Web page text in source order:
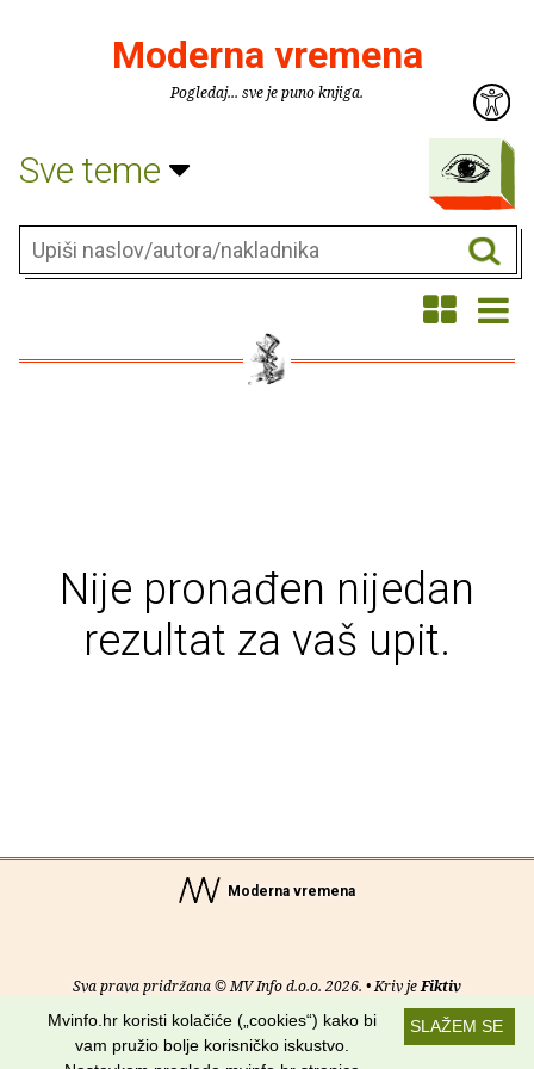
Moderna vremena
Pogledaj... sve je puno knjiga.
Sve teme
Nije pronađen nijedan
rezultat za vaš upit.
Moderna vremena
Sva prava pridržana © MV Info d.o.o. 2026. • Kriv jeFiktiv
Uvjeti korištenja RSS kanaliSLAŽEM SE
Mvinfo.hr koristi kolačiće („cookies“) kako bi
vam pružio bolje korisničko iskustvo.